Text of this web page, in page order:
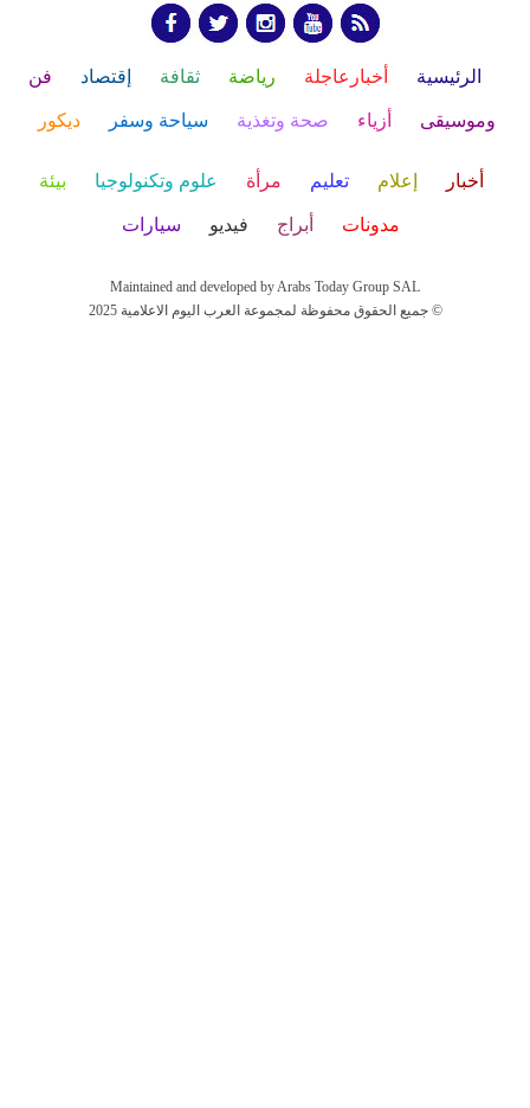
الرئيسية أخبارعاجلة رياضة ثقافة إقتصاد فن
وموسيقى أزياء صحة وتغذية سياحة وسفر ديكور
أخبار إعلام تعليم مرأة علوم وتكنولوجيا بيئة
مدونات أبراج فيديو سيارات
Maintained and developed by Arabs Today Group SAL
جميع الحقوق محفوظة لمجموعة العرب اليوم الاعلامية 2025 ©